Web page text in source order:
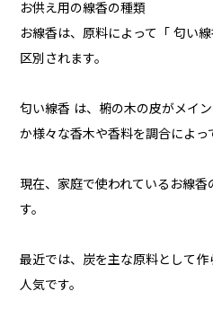
お供え用の線香の種類
お線香は、原料によって「 匂い
区別されます。
匂い線香 は、椨の木の皮がメイ
か様々な香木や香料を調合によっ
現在、家庭で使われているお線
す。
最近では、炭を主な原料として
人気です。